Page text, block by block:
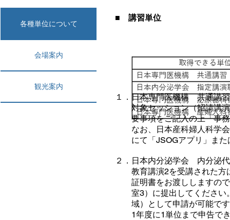
各種単位について
会場案内
観光案内
■ 講習単位
１．日本専門医機構 共通講習
対象セッション（招請講演
要事項をご記入の上「事務
なお、日本産科婦人科学会
にて「JSOGアプリ」また
２．日本内分泌学会 内分泌
教育講演2を受講された方
証明書をお渡ししますので
室3）に提出してください
域）として申請が可能です
1年度に1単位まで申告でき